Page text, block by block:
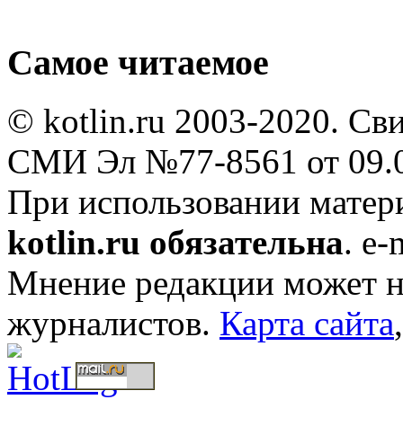
Самое читаемое
© kotlin.ru 2003-2020.
СМИ Эл №77-8561 от
При использовании
kotlin.ru обязательна. e-
Мнение редакции может
журналистов. Карта сайта